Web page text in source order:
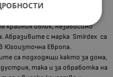
крайния облик, независимо
Абразивите с марка Smirdex са
Югоизточна Европа.
са подходящи както за дома,
така и за обработка на